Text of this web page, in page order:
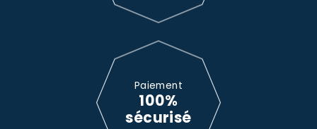
Paiement
100%
sécurisé